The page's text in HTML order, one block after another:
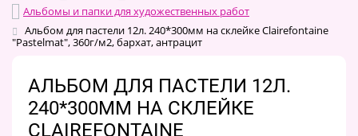
Альбомы и папки для художественных работ
Альбом для пастели 12л. 240*300мм на склейке Clairefontaine
"Pastelmat", 360г/м2, бархат, антрацит
АЛЬБОМ ДЛЯ ПАСТЕЛИ 12Л.
240*300ММ НА СКЛЕЙКЕ
CLAIREFONTAINE